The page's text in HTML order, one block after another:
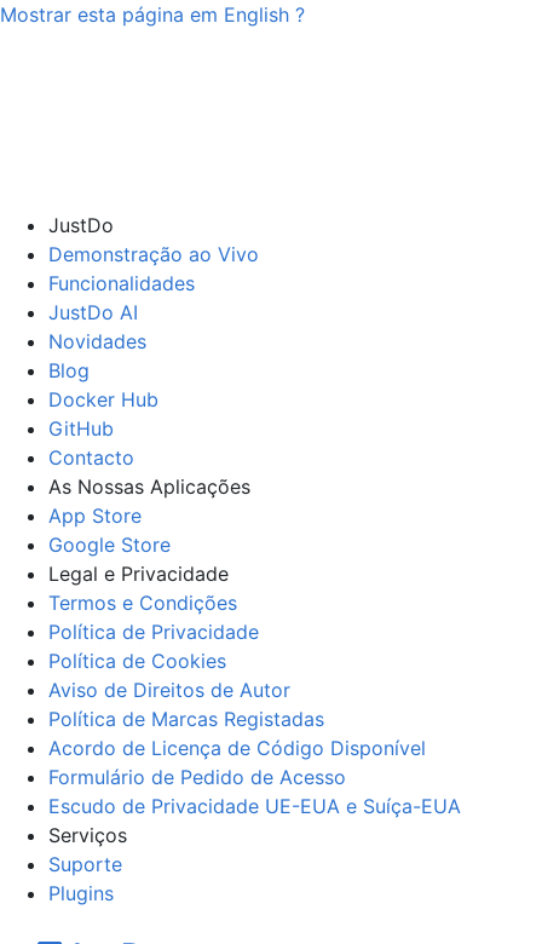
Mostrar esta página em English ?
JustDo
Demonstração ao Vivo
Funcionalidades
JustDo AI
Novidades
Blog
Docker Hub
GitHub
Contacto
As Nossas Aplicações
App Store
Google Store
Legal e Privacidade
Termos e Condições
Política de Privacidade
Política de Cookies
Aviso de Direitos de Autor
Política de Marcas Registadas
Acordo de Licença de Código Disponível
Formulário de Pedido de Acesso
Escudo de Privacidade UE-EUA e Suíça-EUA
Serviços
Suporte
Plugins